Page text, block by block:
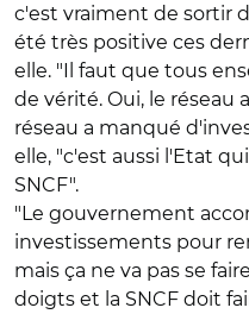
c'est vraiment de sortir
été très positive ces
elle. "Il faut que tous
de vérité. Oui, le réseau
réseau a manqué
elle, "c'est aussi l'Etat
SNCF".
"Le gouvernement
investissements pour
mais ça ne va pas se
doigts et la SNCF doit